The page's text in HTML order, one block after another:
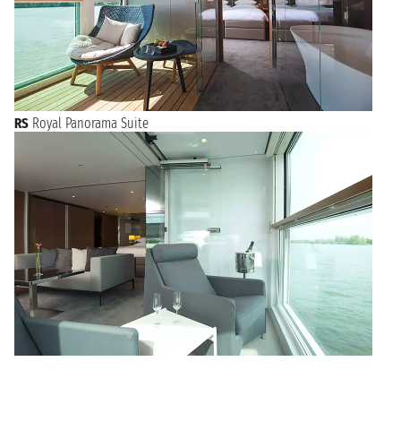
RS Royal Panorama Suite